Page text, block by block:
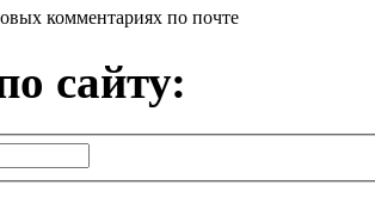
комментариях по почте
сайту: